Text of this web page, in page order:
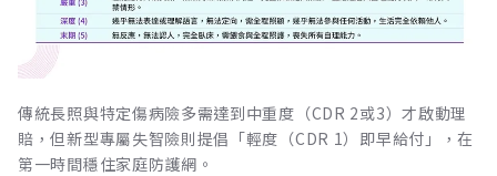
傳統長照與特定傷病險多需達到中重度（CDR 2或3）才啟動理
賠，但新型專屬失智險則提倡「輕度（CDR 1）即早給付」，在
第一時間穩住家庭防護網。